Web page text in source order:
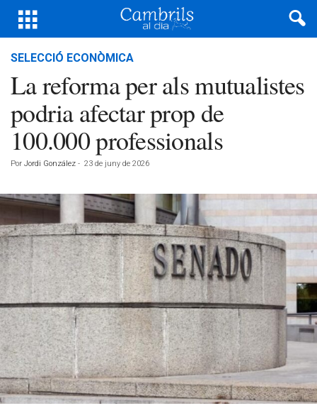
SELECCIÓ ECONÒMICA
La reforma per als mutualistes
podria afectar prop de
100.000 professionals
Por Jordi González - 23 de juny de 2026